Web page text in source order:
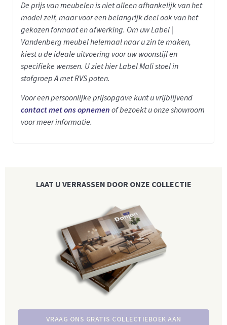
De prijs van meubelen is niet alleen afhankelijk van het
model zelf, maar voor een belangrijk deel ook van het
gekozen formaat en afwerking. Om uw Label |
Vandenberg meubel helemaal naar u zin te maken,
kiest u de ideale uitvoering voor uw woonstijl en
specifieke wensen. U ziet hier Label Malistoel in
stofgroep A met RVS poten.
Voor een persoonlijke prijsopgave kunt u vrijblijvend
contact met ons opnemen of bezoekt u onze showroom
voor meer informatie.
LAAT U VERRASSEN DOOR ONZE COLLECTIE
VRAAG ONS GRATIS COLLECTIEBOEK AAN